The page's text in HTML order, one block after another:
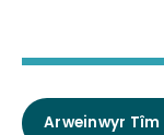
Arweinwyr Tîm